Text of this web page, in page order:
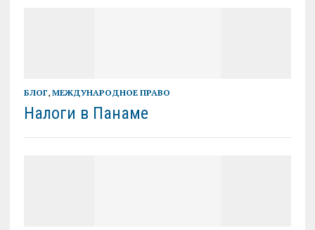
БЛОГ, МЕЖДУНАРОДНОЕ ПРАВО
Налоги в Панаме